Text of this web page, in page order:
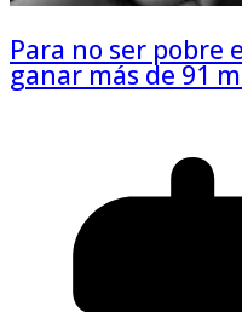
Para no ser pobre
ganar más de 91